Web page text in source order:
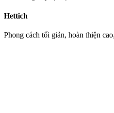
Hettich
Phong cách tối giản, hoàn thiện